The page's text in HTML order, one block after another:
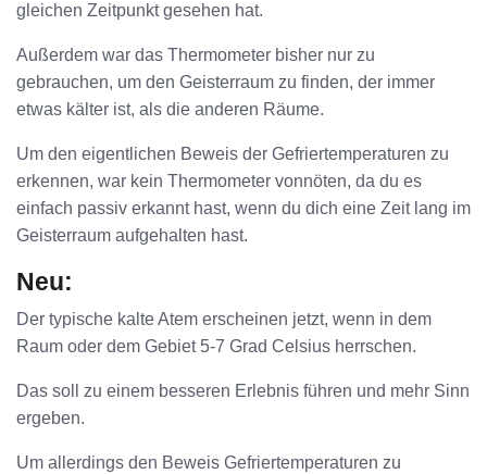
gleichen Zeitpunkt gesehen hat.
Außerdem war das Thermometer bisher nur zu
gebrauchen, um den Geisterraum zu finden, der immer
etwas kälter ist, als die anderen Räume.
Um den eigentlichen Beweis der Gefriertemperaturen zu
erkennen, war kein Thermometer vonnöten, da du es
einfach passiv erkannt hast, wenn du dich eine Zeit lang im
Geisterraum aufgehalten hast.
Neu:
Der typische kalte Atem erscheinen jetzt, wenn in dem
Raum oder dem Gebiet 5-7 Grad Celsius herrschen.
Das soll zu einem besseren Erlebnis führen und mehr Sinn
ergeben.
Um allerdings den Beweis Gefriertemperaturen zu